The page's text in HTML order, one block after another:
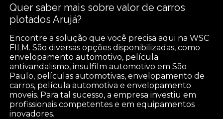
Quer saber mais sobre valor de carros
plotados Arujá?
Encontre a solução que você precisa aqui na WSC
FILM. São diversas opções disponibilizadas, como
envelopamento automotivo, película
antivandalismo, insulfilm automotivo em São
Paulo, películas automotivas, envelopamento de
carros, película automotiva e envelopamento
moveis. Para tal sucesso, a empresa investiu em
profissionais competentes e em equipamentos
inovadores.